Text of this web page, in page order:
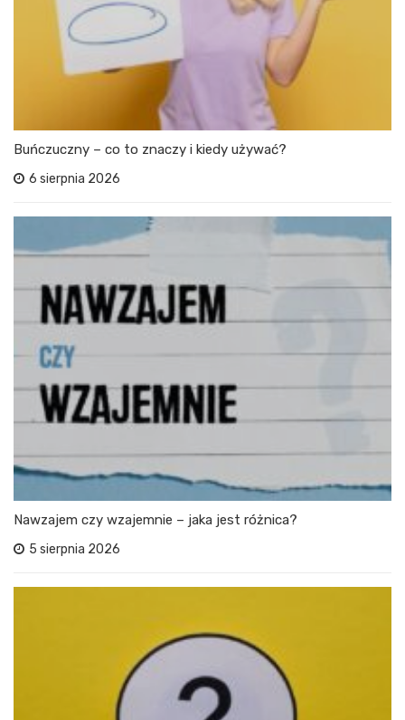
Buńczuczny – co to znaczy i kiedy używać?
6 sierpnia 2026
Nawzajem czy wzajemnie – jaka jest różnica?
5 sierpnia 2026